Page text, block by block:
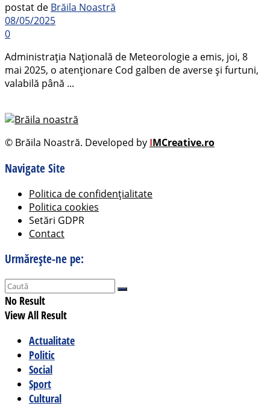
postat de Brăila Noastră
08/05/2025
0
Administrația Națională de Meteorologie a emis, joi, 8
mai 2025, o atenționare Cod galben de averse și furtuni,
valabilă până ...
© Brăila Noastră. Developed by IMCreative.ro
Navigate Site
Politica de confidențialitate
Politica cookies
Setări GDPR
Contact
Urmărește-ne pe:
No Result
View All Result
Actualitate
Politic
Social
Sport
Cultural